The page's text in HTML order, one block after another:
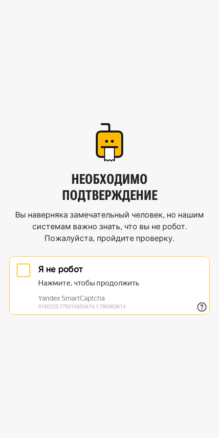
НЕОБХОДИМО
ПОДТВЕРЖДЕНИЕ
Вы наверняка замечательный человек, но нашим
системам важно знать, что вы не робот.
Пожалуйста, пройдите проверку.